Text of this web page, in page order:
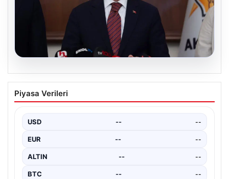
04.08.2026
AKP’den ‘çerçeve yasa’ açıklaması:
Süreç ve beklentiler
toplantısını yarın gerçekleştireceklerini belirtti. Güler,
kanun…
Piyasa Verileri
USD -- --
EUR -- --
ALTIN -- --
BTC -- --